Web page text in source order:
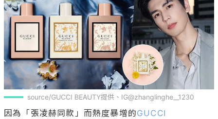
source/GUCCI BEAUTY提供、IG@zhanglinghe__1230
因為「張凌赫同款」而熱度暴增的GUCCI